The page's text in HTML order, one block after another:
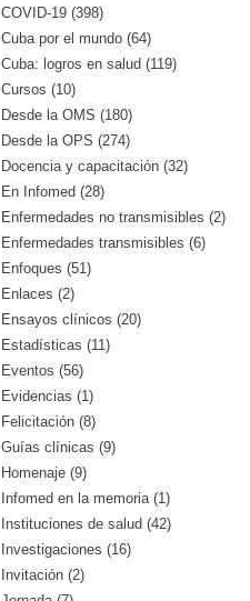
COVID-19 (398)
Cuba por el mundo (64)
Cuba: logros en salud (119)
Cursos (10)
Desde la OMS (180)
Desde la OPS (274)
Docencia y capacitación (32)
En Infomed (28)
Enfermedades no transmisibles (2)
Enfermedades transmisibles (6)
Enfoques (51)
Enlaces (2)
Ensayos clínicos (20)
Estadísticas (11)
Eventos (56)
Evidencias (1)
Felicitación (8)
Guías clínicas (9)
Homenaje (9)
Infomed en la memoria (1)
Instituciones de salud (42)
Investigaciones (16)
Invitación (2)